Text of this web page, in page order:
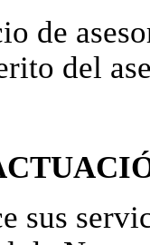
de
del
sus